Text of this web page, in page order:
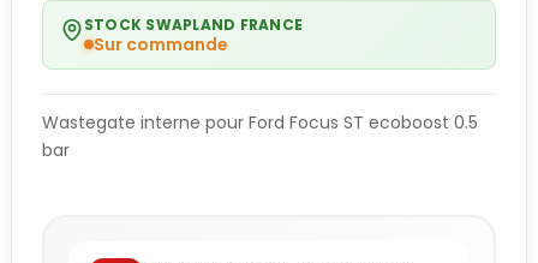
STOCK SWAPLAND FRANCE
Sur commande
Wastegate interne pour Ford Focus ST ecoboost 0.5
bar